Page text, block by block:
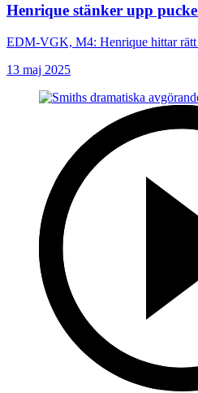
Henrique stänker upp
EDM-VGK, M4: Henrique hittar rätt
13 maj 2025